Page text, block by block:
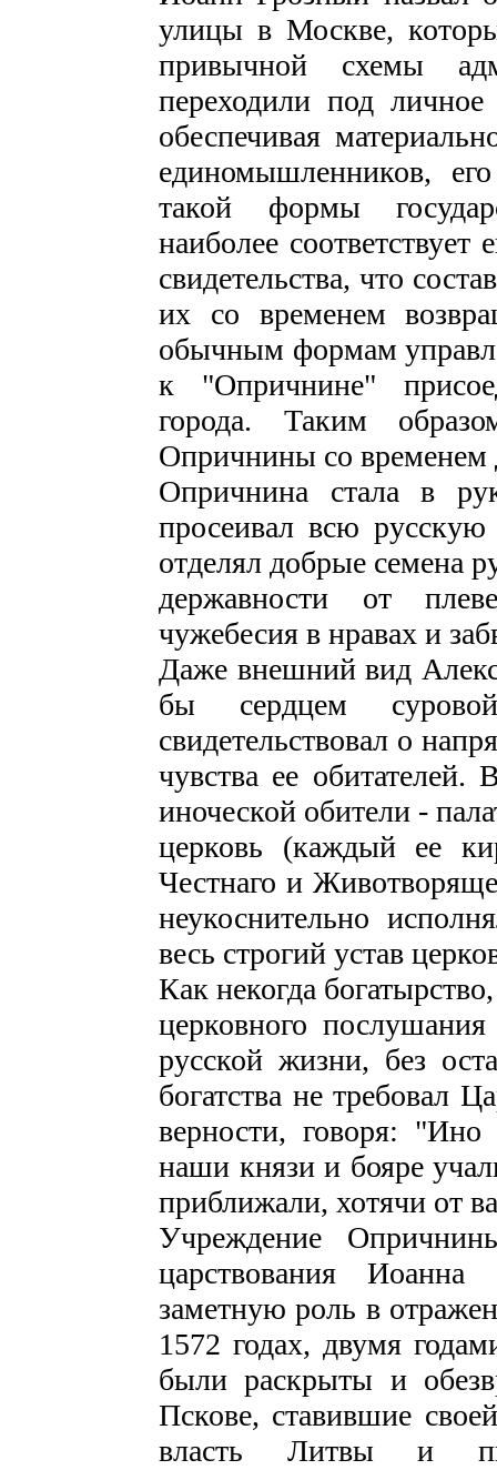
улицы в Москве,
привычной схемы
переходили под
обеспечивая
единомышленников,
такой формы
наиболее
свидетельства, что
их со временем
обычным формам
к "Опричнине"
города. Таким
Опричнины со временем
Опричнина стала в
просеивал всю
отделял добрые семена
державности от
чужебесия в нравах и
Даже внешний вид
бы сердцем
свидетельствовал о
чувства ее
иноческой обители -
церковь (каждый ее
Честнаго и
неукоснительно
весь строгий устав
Как некогда
церковного
русской жизни, без
богатства не требовал
верности, говоря:
наши князи и бояре
приближали, хотячи от
Учреждение
царствования
заметную роль в
1572 годах, двумя
были раскрыты и
Пскове, ставившие
власть Литвы и